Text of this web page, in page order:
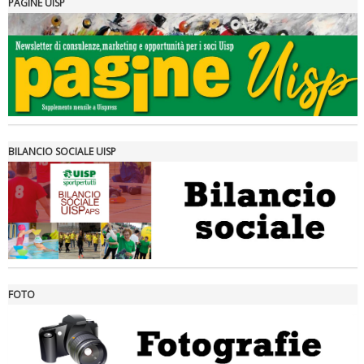
Tiziano Pesce a Radio InBlu2000 traccia il bilancio della stagione
Ddl Lobby, Uisp: “Il Parlamento valorizzi le nostre specificità"
PAGINE UISP
BILANCIO SOCIALE UISP
FOTO